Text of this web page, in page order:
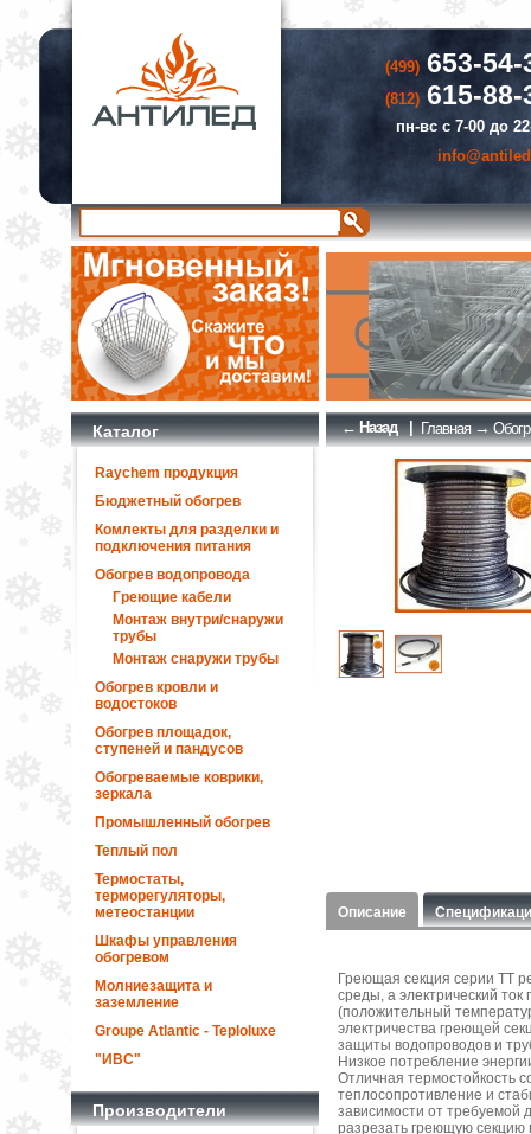
(499)653-54-
(812)615-88-
пн-вс с 7-00 до
Каталог
Raychem продукция
Бюджетный обогрев
Комлекты для разделки и
подключения питания
Обогрев водопровода
Греющие кабели
Монтаж внутри/снаружи
трубы
Монтаж снаружи трубы
Обогрев кровли и
водостоков
Обогрев площадок,
ступеней и пандусов
Обогреваемые коврики,
зеркала
Промышленный обогрев
Теплый пол
Термостаты,
терморегуляторы,
метеостанции
Шкафы управления
обогревом
Молниезащита и
заземление
Groupe Atlantic - Teploluxe
"ИВС"
Производители
← Назад | Главная→
Описание
Греющая секция серии ТТ
среды, а электрический
(положительный
электричества греющей
защиты водопроводов и
Низкое потребление
Отличная термостойкость
теплосопротивление и
зависимости от требуемой
разрезать греющую секцию